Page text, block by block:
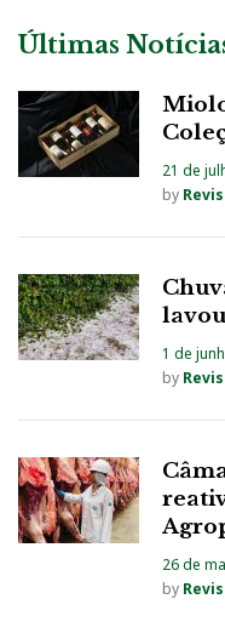
Últimas
21 de
by
1 de
by
26 de
by